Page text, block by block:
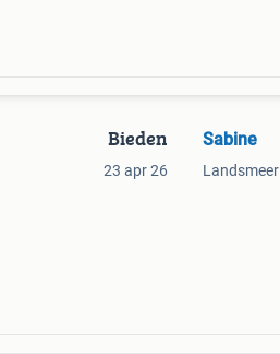
Bieden
23 apr 26
Sabine
Landsmeer